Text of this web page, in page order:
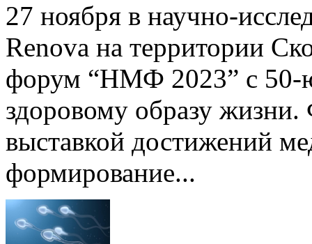
27 ноября в научно-
Renova на территории
форум “НМФ 2023” c 50-
здоровому образу
выставкой достижений
формирование...